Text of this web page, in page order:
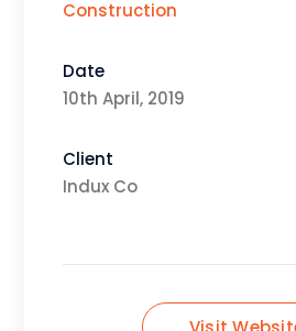
Construction
Date
10th April, 2019
Client
Indux Co